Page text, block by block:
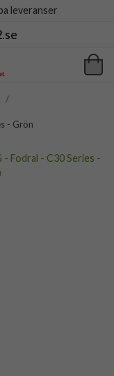
leveranser
/
- Grön